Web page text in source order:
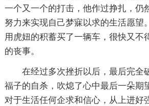
一个又一个的打击，他作过挣扎，仍
努力来实现自己梦寐以求的生活愿望
用虎妞的积蓄买了一辆车，很快又不
的丧事。
在经过多次挫折以后，最后完全
福子的自杀，吹熄了心中最后一朵期
对于生活任何企求和信心，从上进好